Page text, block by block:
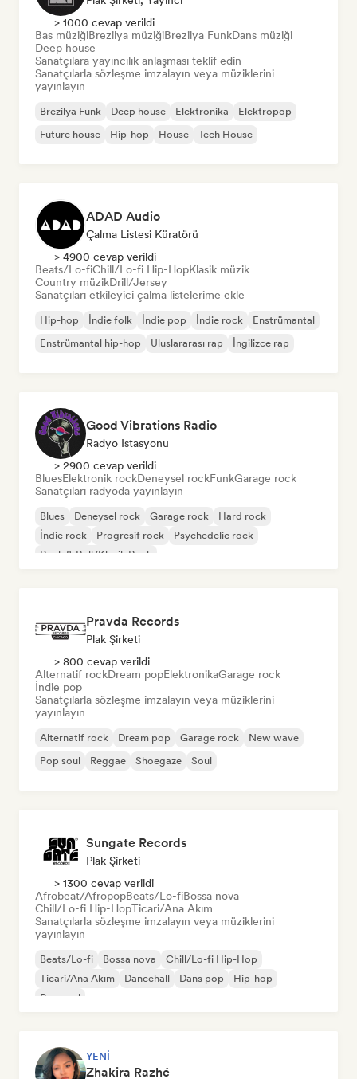
> 1000 cevap verildi
Bas müziğiBrezilya müziğiBrezilya FunkDans müziği
Deep house
Sanatçılara yayıncılık anlaşması teklif edin
Sanatçılarla sözleşme imzalayın veya müziklerini
yayınlayın
Brezilya Funk Deep house Elektronika
Elektropop
Future house
Hip-hop House Tech House
ADAD Audio
Çalma Listesi Küratörü
> 4900 cevap verildi
Beats/Lo-fiChill/Lo-fi Hip-HopKlasik müzik
Country müzikDrill/Jersey
Sanatçıları etkileyici çalma listelerime ekle
Hip-hop İndie folk İndie pop İndie rock
Enstrümantal
Enstrümantal hip-hop
Uluslararası rap İngilizce rap
Good Vibrations Radio
Radyo Istasyonu
> 2900 cevap verildi
BluesElektronik rockDeneysel rockFunkGarage rock
Sanatçıları radyoda yayınlayın
Blues Deneysel rock Garage rock
Hard rock
İndie rock
Progresif rock
Psychedelic rock
Rock & Roll/Klasik Rock
Pravda Records
Plak Şirketi
> 800 cevap verildi
Alternatif rockDream popElektronikaGarage rock
İndie pop
Sanatçılarla sözleşme imzalayın veya müziklerini
yayınlayın
Alternatif rock Dream pop Garage rock
New wave
Pop soul
Reggae Shoegaze Soul
Sungate Records
Plak Şirketi
> 1300 cevap verildi
Afrobeat/AfropopBeats/Lo-fiBossa nova
Chill/Lo-fi Hip-HopTicari/Ana Akım
Sanatçılarla sözleşme imzalayın veya müziklerini
yayınlayın
Beats/Lo-fi Bossa nova
Chill/Lo-fi Hip-Hop
Ticari/Ana Akım
Dancehall Dans pop
Hip-hop
Pop soul
YENI
Zhakira Razhé